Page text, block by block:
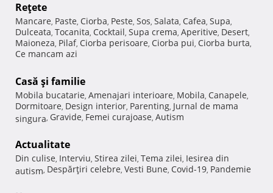
Reţete
Mancare, Paste, Ciorba, Peste, Sos, Salata, Cafea, Supa,
Dulceata, Tocanita, Cocktail, Supa crema, Aperitive, Desert,
Maioneza, Pilaf, Ciorba perisoare, Ciorba pui, Ciorba burta,
Ce mancam azi
Casă şi familie
Mobila bucatarie, Amenajari interioare, Mobila, Canapele,
Dormitoare, Design interior, Parenting, Jurnal de mama
singura, Gravide, Femei curajoase, Autism
Actualitate
Din culise, Interviu, Stirea zilei, Tema zilei, Iesirea din
autism, Despărţiri celebre, Vesti Bune, Covid-19, Pandemie